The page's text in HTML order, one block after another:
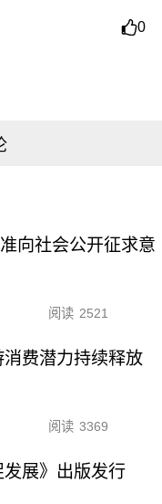
0
向社会公开征求意
阅读 2521
费潜力持续释放
阅读 3369
发展》出版发行